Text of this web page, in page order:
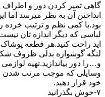
گاهی تمیز کردن دور و
انداختن آن به نظر میرسد
بود.با کمی نظم و ترتیب خرده
لباسی که دیگر اندازه تان
اید راحت کنید.هر قطعه
لنگه گوشواره بدلی ظروف
و…را دور بیاندازید.تهیه
وسایلی که موجب مرتب شدن
خود قرار دهید.
۷-خوش بگذرانید